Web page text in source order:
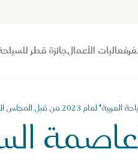
فعاليات الأعمالجائزة قطر
الوزاري العربي للسياحة